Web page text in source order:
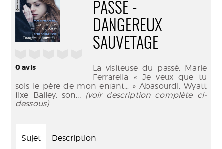
0avis
PASSÉ -
DANGEREUX
SAUVETAGE
La visiteuse du passé, Marie
Ferrarella « Je veux que tu
sois le père de mon enfant… » Abasourdi, Wyatt
fixe Bailey, son... (voir description complète ci-
dessous)
Sujet Description